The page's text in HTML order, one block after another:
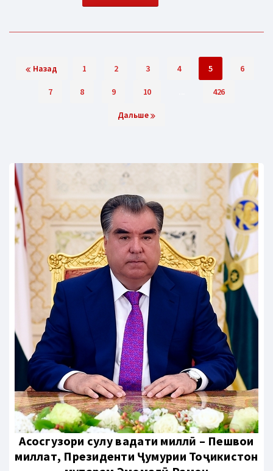
Назад 1 2 3 4 5 6
7 8 9 10 426
Дальше
Aсосгузори сулҳу ваҳдати миллӣ – Пешвои
миллат, Президенти Ҷумҳурии Тоҷикистон